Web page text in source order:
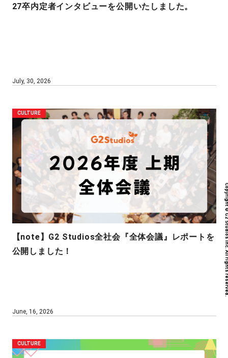
Copyright © G2
27卒内定者インタビューを公開いたしました。
July, 30, 2026
CULTURE
【note】G2 Studios全社会『全体会議』レポートを
公開しました！
June, 16, 2026
CULTURE